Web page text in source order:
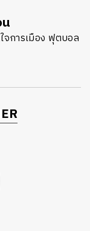
การเมือง ฟุตบอล